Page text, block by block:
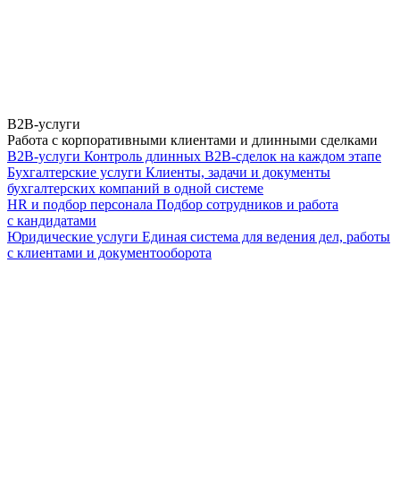
B2B-услуги
Работа с корпоративными клиентами и длинными сделками
B2B-услуги Контроль длинных B2B-сделок на каждом этапе
Бухгалтерские услуги Клиенты, задачи и документы
бухгалтерских компаний в одной системе
HR и подбор персонала Подбор сотрудников и работа
с кандидатами
Юридические услуги Единая система для ведения дел, работы
с клиентами и документооборота